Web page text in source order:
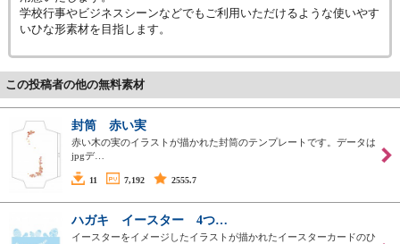
学校行事やビジネスシーンなどでもご利用いただけるような使いやす
いひな形素材を目指します。
この投稿者の他の無料素材
封筒 赤い実
赤い木の実のイラストが描かれた封筒のテンプレートです。データは
jpgデ…
11 7,192 2555.7
ハガキ イースター 4つ…
イースターをイメージしたイラストが描かれたイースターカードのひ